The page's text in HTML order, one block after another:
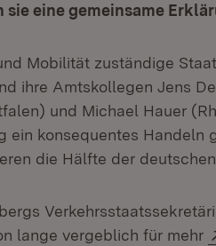
eine gemeinsame
Mobilität zuständige
ihre Amtskollegen Jens
und Michael Hauer
ein konsequentes Handeln
die Hälfte der
lange vergeblich für mehr